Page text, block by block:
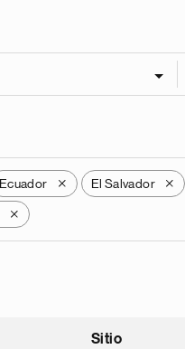
Ecuador X El Salvador X
X
Sitio